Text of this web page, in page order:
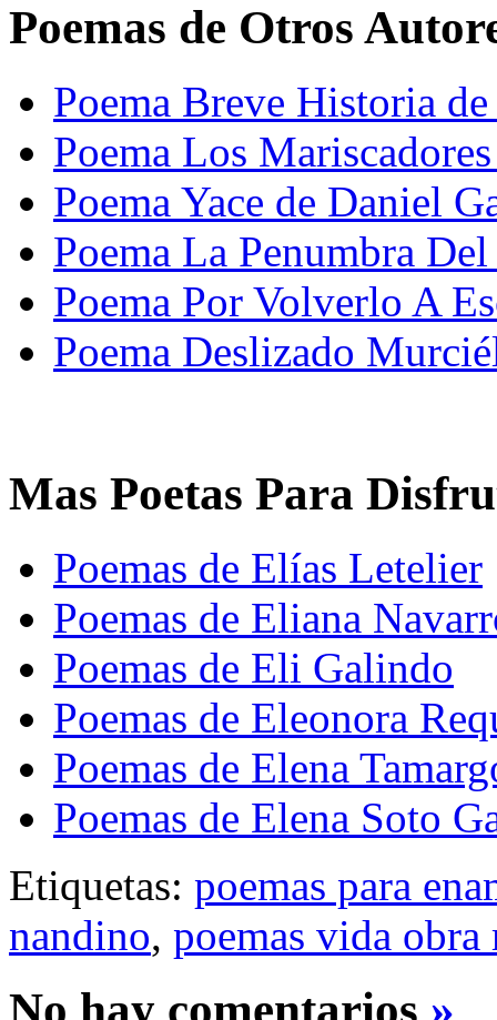
Poemas de Otros
Poema Breve Historia
Poema Los
Poema Yace de Daniel
Poema La Penumbra
Poema Por Volverlo A
Poema Deslizado
Mas Poetas Para
Poemas de Elías Letelier
Poemas de Eliana
Poemas de Eli Galindo
Poemas de Eleonora
Poemas de Elena
Poemas de Elena Soto
Etiquetas: poemas para
nandino, poemas vida obra
No hay comentarios »